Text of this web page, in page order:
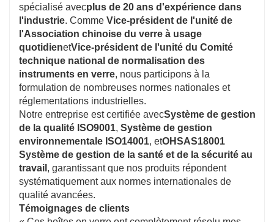
spécialisé avecplus de 20 ans d'expérience dans
l'industrie. Comme Vice-président de l'unité de
l'Association chinoise du verre à usage
quotidienetVice-président de l'unité du Comité
technique national de normalisation des
instruments en verre, nous participons à la
formulation de nombreuses normes nationales et
réglementations industrielles.
Notre entreprise est certifiée avecSystème de gestion
de la qualité ISO9001, Système de gestion
environnementale ISO14001, etOHSAS18001
Système de gestion de la santé et de la sécurité au
travail , garantissant que nos produits répondent
systématiquement aux normes internationales de
qualité avancées.
Témoignages de clients